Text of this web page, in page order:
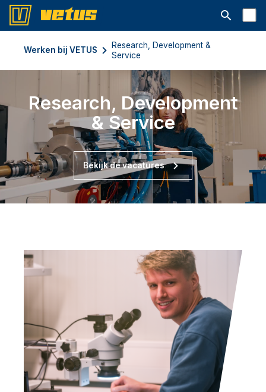
Open
Werken bij VETUS
Research, Development &
Service
Research, Development
& Service
Bekijk de vacatures